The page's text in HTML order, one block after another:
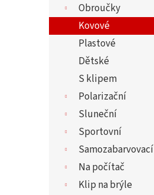
Obroučky
Kovové
Plastové
Dětské
S klipem
Polarizační
Sluneční
Sportovní
Samozabarvovací
Na počítač
Klip na brýle